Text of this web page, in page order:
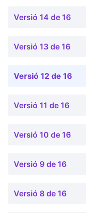
Versió 14 de 16
Versió 13 de 16
Versió 12 de 16
Versió 11 de 16
Versió 10 de 16
Versió 9 de 16
Versió 8 de 16